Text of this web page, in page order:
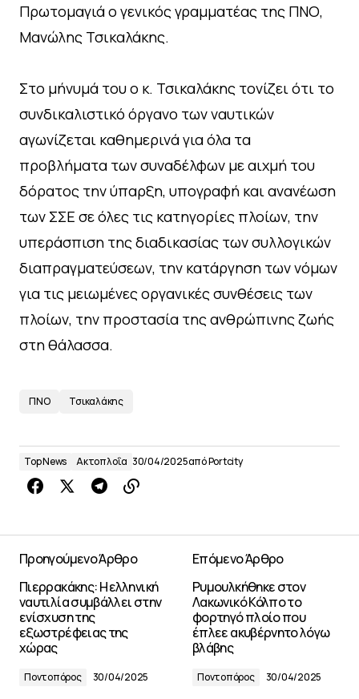
Πρωτομαγιά ο γενικός γραμματέας της ΠΝΟ,
Μανώλης Τσικαλάκης.
Στο μήνυμά του ο κ. Τσικαλάκης τoνίζει ότι το
συνδικαλιστικό όργανο των ναυτικών
αγωνίζεται καθημερινά για όλα τα
προβλήματα των συναδέλφων με αιχμή του
δόρατος την ύπαρξη, υπογραφή και ανανέωση
των ΣΣΕ σε όλες τις κατηγορίες πλοίων, την
υπεράσπιση της διαδικασίας των συλλογικών
διαπραγματεύσεων, την κατάργηση των νόμων
για τις μειωμένες οργανικές συνθέσεις των
πλοίων, την προστασία της ανθρώπινης ζωής
στη θάλασσα.
ΠΝΟ Τσικαλάκης
Top News Ακτοπλοΐα 30/04/2025απόPortcity
Προηγούμενο Άρθρο
Πιερρακάκης: Η ελληνική
ναυτιλία συμβάλλει στην
ενίσχυση της
εξωστρέφειας της
χώρας
Ποντοπόρος 30/04/2025
Επόμενο Άρθρο
Ρυμουλκήθηκε στον
Λακωνικό Κόλπο το
φορτηγό πλοίο που
έπλεε ακυβέρνητο λόγω
βλάβης
Ποντοπόρος 30/04/2025